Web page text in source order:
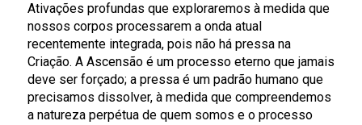
Ativações profundas que exploraremos à medida que
nossos corpos processarem a onda atual
recentemente integrada, pois não há pressa na
Criação. A Ascensão é um processo eterno que jamais
deve ser forçado; a pressa é um padrão humano que
precisamos dissolver, à medida que compreendemos
a natureza perpétua de quem somos e o processo